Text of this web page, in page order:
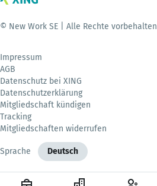
© New Work SE | Alle Rechte vorbehalten
Impressum
AGB
Datenschutz bei XING
Datenschutzerklärung
Mitgliedschaft kündigen
Tracking
Mitgliedschaften widerrufen
Sprache Deutsch